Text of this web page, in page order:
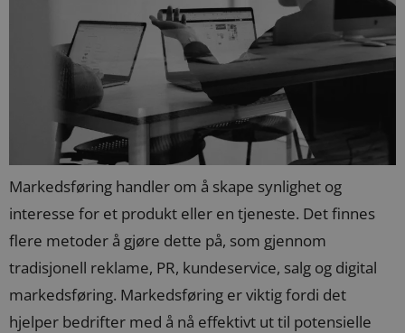
Markedsføring handler om å skape synlighet og
interesse for et produkt eller en tjeneste. Det finnes
flere metoder å gjøre dette på, som gjennom
tradisjonell reklame, PR, kundeservice, salg og digital
markedsføring. Markedsføring er viktig fordi det
hjelper bedrifter med å nå effektivt ut til potensielle